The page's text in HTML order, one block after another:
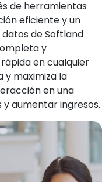
de herramientas
eficiente y un
de Softland
y
en cualquier
y maximiza la
en una
aumentar ingresos.